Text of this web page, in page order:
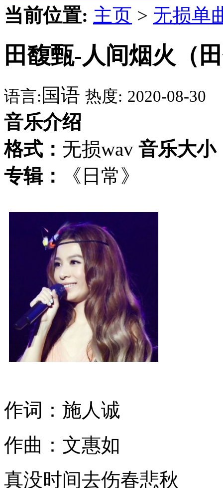
当前位置: 主页 > 无损单
田馥甄-人间烟火（
语言:国语 热度: 2020-08-30
音乐介绍
格式： 无损wav 音乐大小
专辑：
《日常》
作词：施人诚
作曲：文惠如
真没时间去伤春悲秋